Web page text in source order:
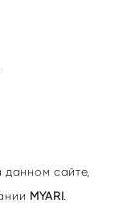
сайте,
MYARI